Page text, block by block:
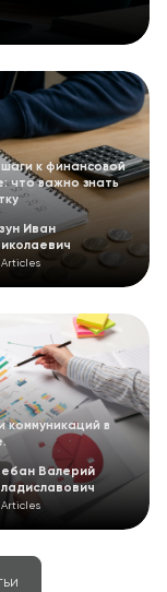
к финансовой
что важно знать
Иван
Articles
коммуникаций в
Валерий
Articles